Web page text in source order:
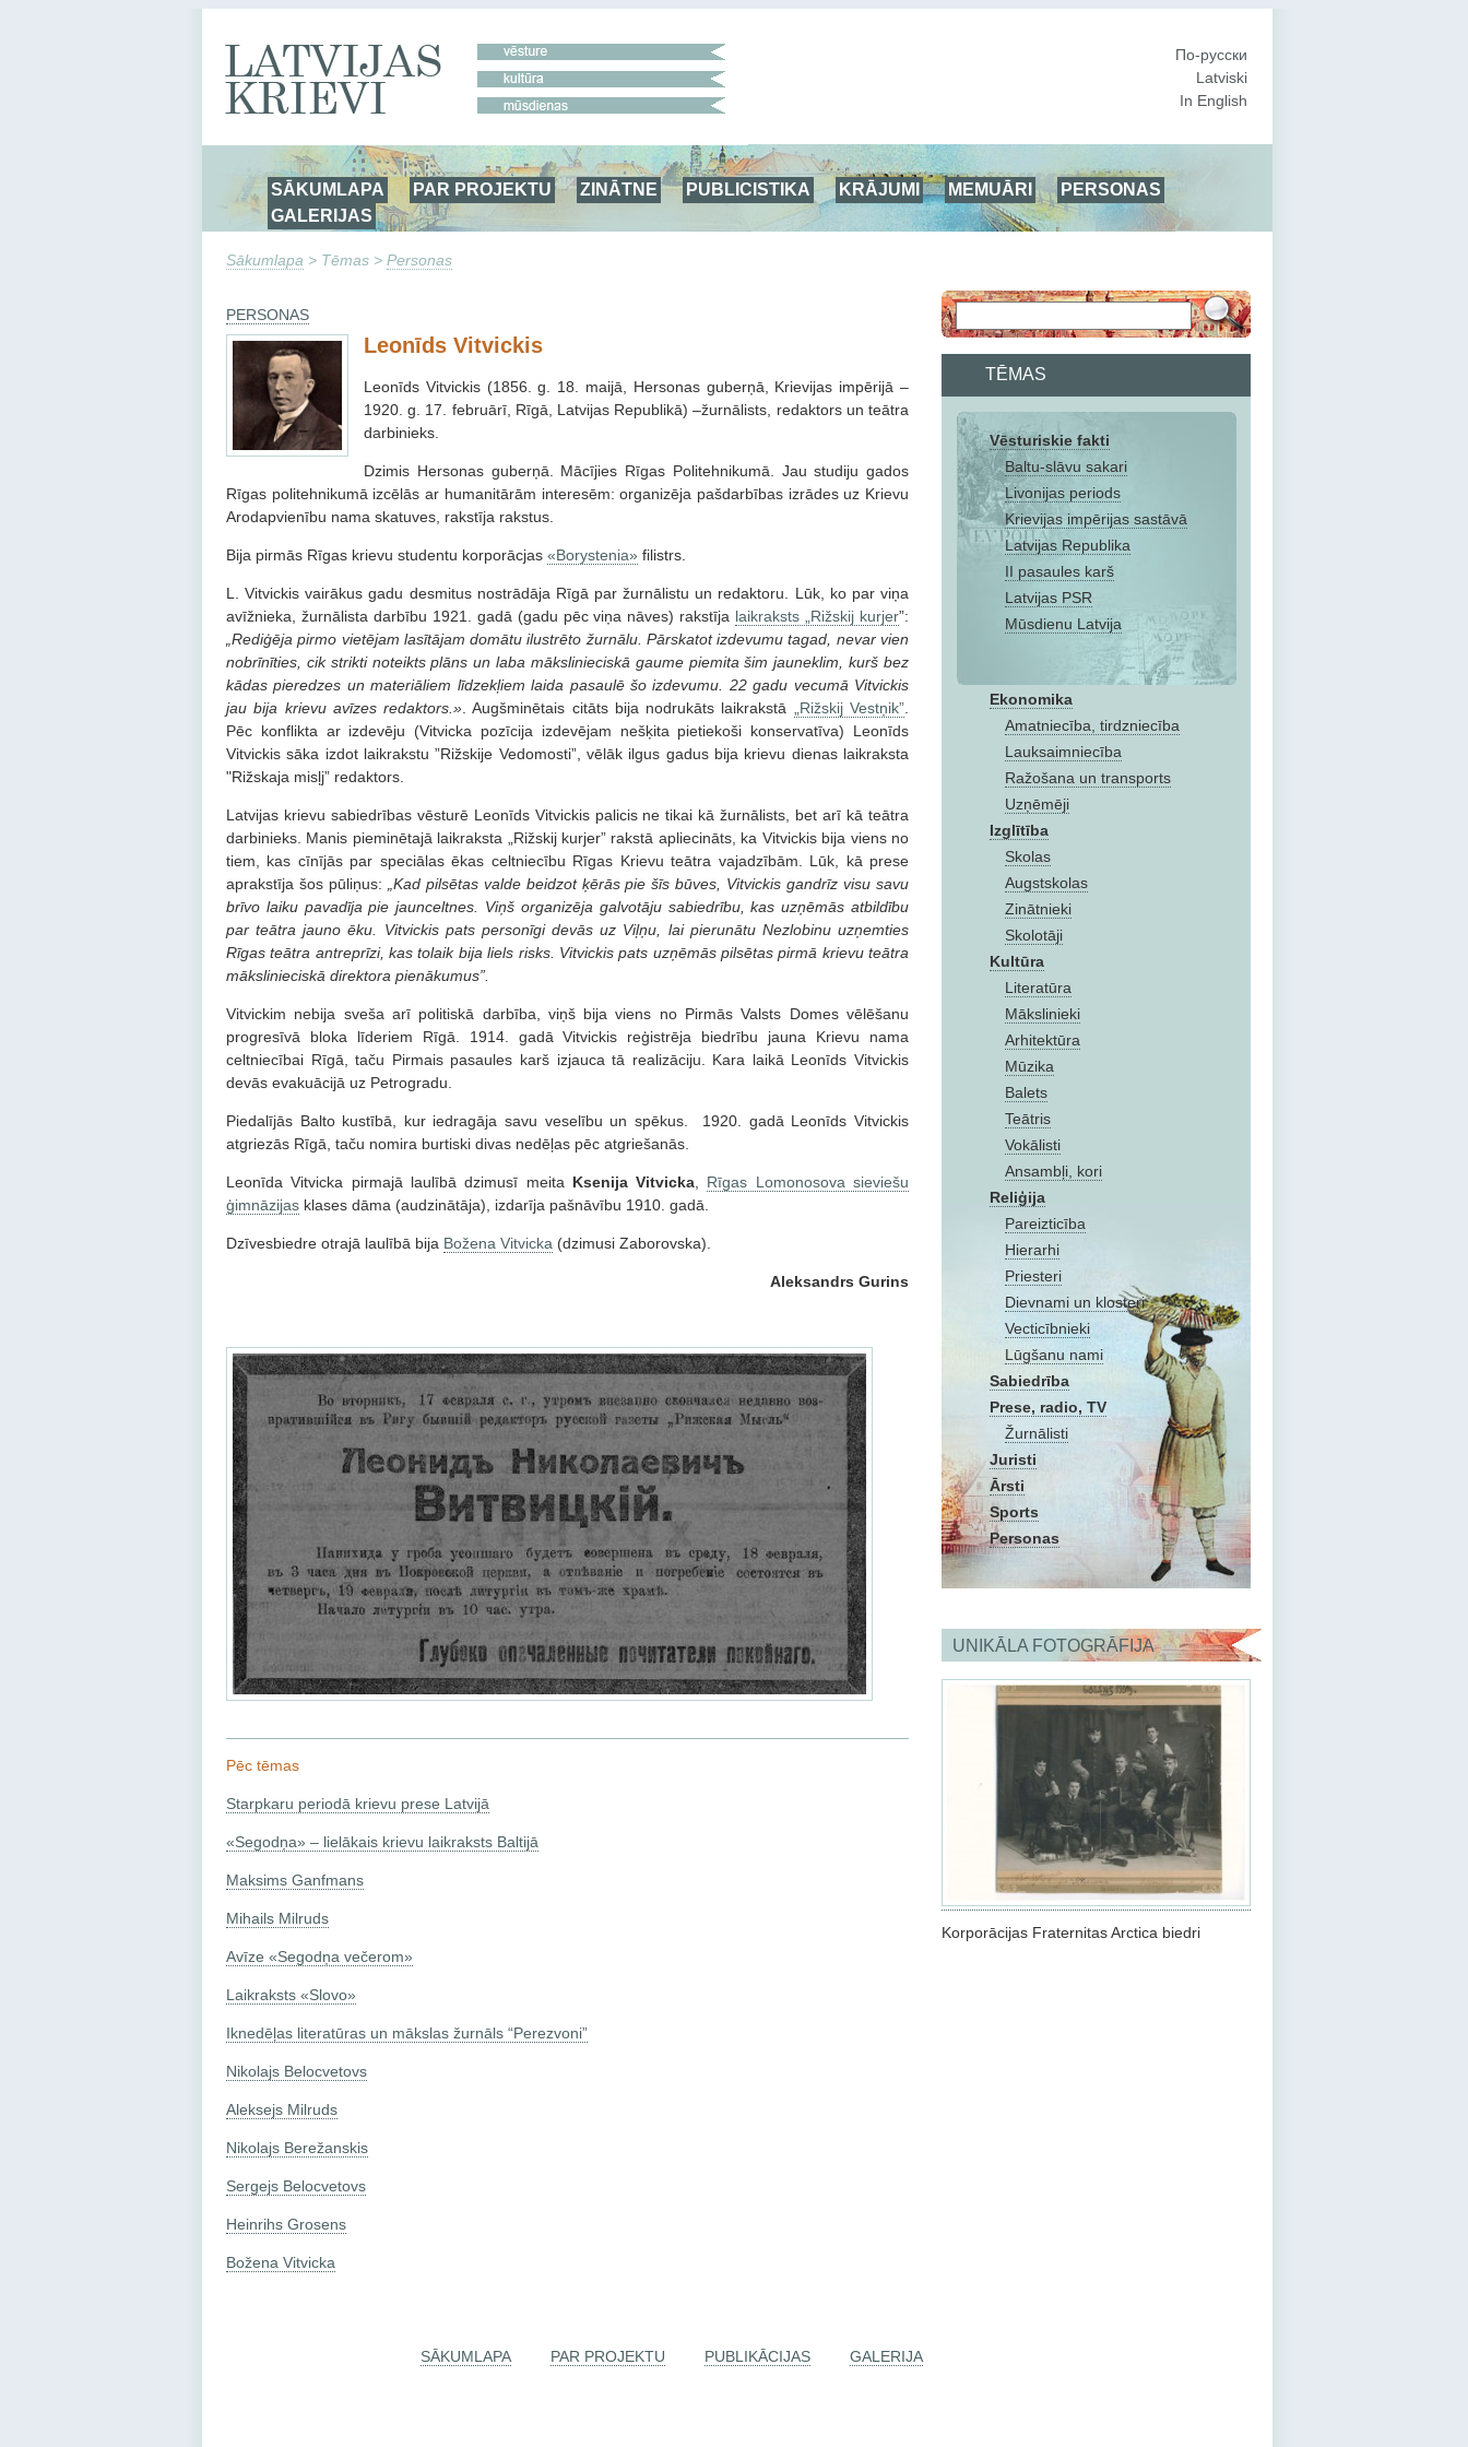
По-русски
Latviski
In English
SĀKUMLAPA PAR PROJEKTU ZINĀTNE PUBLICISTIKA KRĀJUMI MEMUĀRI
PERSONAS
GALERIJAS
Sākumlapa > Tēmas > Personas
TĒMAS
Vēsturiskie fakti
Baltu-slāvu sakari
Livonijas periods
Krievijas impērijas sastāvā
Latvijas Republika
II pasaules karš
Latvijas PSR
Mūsdienu Latvija
Ekonomika
Amatniecība, tirdzniecība
Lauksaimniecība
Ražošana un transports
Uzņēmēji
Izglītība
Skolas
Augstskolas
Zinātnieki
Skolotāji
Kultūra
Literatūra
Mākslinieki
Arhitektūra
Mūzika
Balets
Teātris
Vokālisti
Ansambļi, kori
Reliģija
Pareizticība
Hierarhi
Priesteri
Dievnami un klosteri
Vecticībnieki
Lūgšanu nami
Sabiedrība
Prese, radio, TV
Žurnālisti
Juristi
Ārsti
Sports
Personas
UNIKĀLA FOTOGRĀFIJA
Korporācijas Fraternitas Arctica biedri
PERSONAS
Leonīds Vitvickis
Leonīds Vitvickis (1856. g. 18. maijā, Hersonas guberņā, Krievijas impērijā –
1920. g. 17. februārī, Rīgā, Latvijas Republikā) –žurnālists, redaktors un teātra
darbinieks.
Dzimis Hersonas guberņā. Mācījies Rīgas Politehnikumā. Jau studiju gados
Rīgas politehnikumā izcēlās ar humanitārām interesēm: organizēja pašdarbības izrādes uz Krievu
Arodapvienību nama skatuves, rakstīja rakstus.
Bija pirmās Rīgas krievu studentu korporācjas «Borystenia» filistrs.
L. Vitvickis vairākus gadu desmitus nostrādāja Rīgā par žurnālistu un redaktoru. Lūk, ko par viņa
avīžnieka, žurnālista darbību 1921. gadā (gadu pēc viņa nāves) rakstīja laikraksts „Rižskij kurjer”:
„Rediģēja pirmo vietējam lasītājam domātu ilustrēto žurnālu. Pārskatot izdevumu tagad, nevar vien
nobrīnīties, cik strikti noteikts plāns un laba mākslinieciskā gaume piemita šim jauneklim, kurš bez
kādas pieredzes un materiāliem līdzekļiem laida pasaulē šo izdevumu. 22 gadu vecumā Vitvickis
jau bija krievu avīzes redaktors.» . Augšminētais citāts bija nodrukāts laikrakstā „Rižskij Vestņik”
Pēc konflikta ar izdevēju (Vitvicka pozīcija izdevējam nešķita pietiekoši konservatīva) Leonīds
Vitvickis sāka izdot laikrakstu ”Rižskije Vedomosti”, vēlāk ilgus gadus bija krievu dienas laikraksta
"Rižskaja misļj” redaktors.
Latvijas krievu sabiedrības vēsturē Leonīds Vitvickis palicis ne tikai kā žurnālists, bet arī kā teātra
darbinieks. Manis pieminētajā laikraksta „Rižskij kurjer” rakstā apliecināts, ka Vitvickis bija viens no
tiem, kas cīnījās par speciālas ēkas celtniecību Rīgas Krievu teātra vajadzībām. Lūk, kā prese
aprakstīja šos pūliņus:
„Kad pilsētas valde beidzot ķērās pie šīs būves, Vitvickis gandrīz visu savu
brīvo laiku pavadīja pie jaunceltnes. Viņš organizēja galvotāju sabiedrību, kas uzņēmās atbildību
par teātra jauno ēku. Vitvickis pats personīgi devās uz Viļņu, lai pierunātu Nezlobinu uzņemties
Rīgas teātra antreprīzi, kas tolaik bija liels risks. Vitvickis pats uzņēmās pilsētas pirmā krievu teātra
mākslinieciskā direktora pienākumus”.
Vitvickim nebija sveša arī politiskā darbība, viņš bija viens no Pirmās Valsts Domes vēlēšanu
progresīvā bloka līderiem Rīgā. 1914. gadā Vitvickis reģistrēja biedrību jauna Krievu nama
celtniecībai Rīgā, taču Pirmais pasaules karš izjauca tā realizāciju. Kara laikā Leonīds Vitvickis
devās evakuācijā uz Petrogradu.
Piedalījās Balto kustībā, kur iedragāja savu veselību un spēkus. 1920. gadā Leonīds Vitvickis
atgriezās Rīgā, taču nomira burtiski divas nedēļas pēc atgriešanās.
Leonīda Vitvicka pirmajā laulībā dzimusī meita Ksenija Vitvicka
Rīgas Lomonosova sieviešu
ģimnāzijas klases dāma (audzinātāja), izdarīja pašnāvību 1910. gadā.
Dzīvesbiedre otrajā laulībā bija Božena Vitvicka (dzimusi Zaborovska).
Aleksandrs Gurins
Pēc tēmas
Starpkaru periodā krievu prese Latvijā
«Segodņa» – lielākais krievu laikraksts Baltijā
Maksims Ganfmans
Mihails Milruds
Avīze «Segodņa večerom»
Laikraksts «Slovo»
Iknedēļas literatūras un mākslas žurnāls “Perezvoni”
Nikolajs Belocvetovs
Aleksejs Milruds
Nikolajs Berežanskis
Sergejs Belocvetovs
Heinrihs Grosens
Božena Vitvicka
SĀKUMLAPA PAR PROJEKTU PUBLIKĀCIJAS GALERIJA